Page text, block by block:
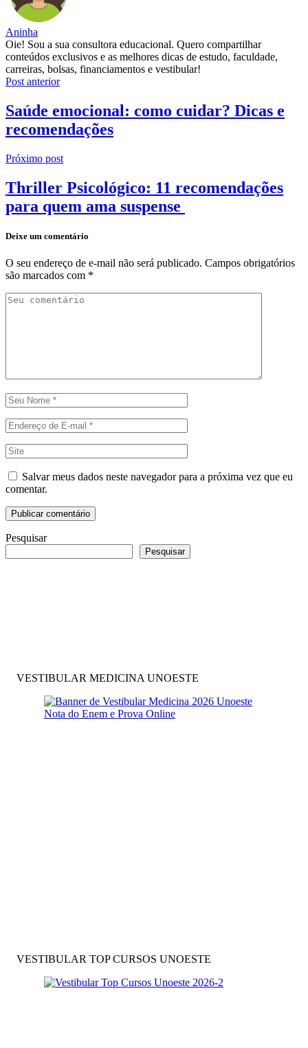
Aninha
Oie! Sou a sua consultora educacional. Quero compartilhar
conteúdos exclusivos e as melhores dicas de estudo, faculdade,
carreiras, bolsas, financiamentos e vestibular!
Post anterior
Saúde emocional: como cuidar? Dicas e
recomendações
Próximo post
Thriller Psicológico: 11 recomendações
para quem ama suspense
Deixe um comentário
O seu endereço de e-mail não será publicado. Campos obrigatórios
são marcados com *
Salvar meus dados neste navegador para a próxima vez que eu
comentar.
Pesquisar
Pesquisar
VESTIBULAR MEDICINA UNOESTE
VESTIBULAR TOP CURSOS UNOESTE